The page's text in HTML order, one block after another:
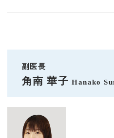
副医長
角南 華子Hanako